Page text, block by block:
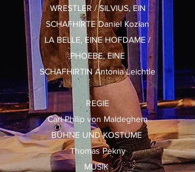
WRESTLER / SILVIUS, EIN
SCHAFHIRTE Daniel Kozian
LA BELLE, EINE HOFDAME /
PHOEBE, EINE
SCHAFHIRTIN Antonia Leichtle
REGIE
Carl Philip von Maldeghem
BÜHNE UND KOSTÜME
Thomas Pekny
MUSIK